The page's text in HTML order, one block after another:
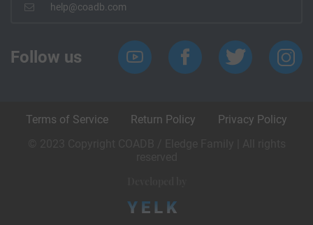
help@coadb.com
Follow us
Terms of Service Return Policy
Privacy Policy